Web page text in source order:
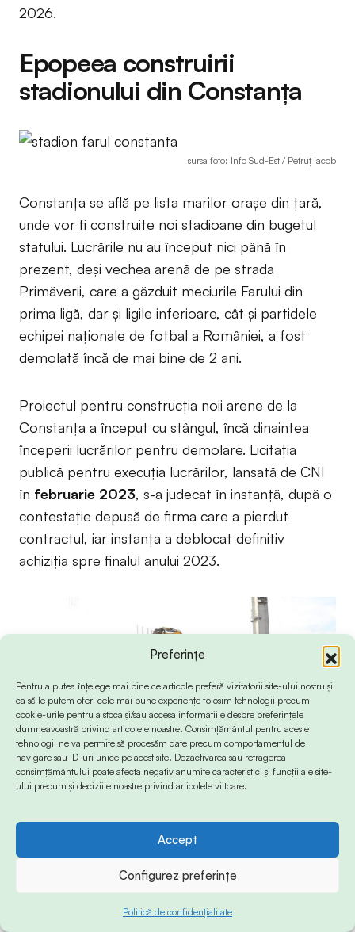
Preferințe
Pentru a putea înțelege mai bine ce articole preferă vizitatorii site-ului nostru și
ca să le putem oferi cele mai bune experiențe folosim tehnologii precum
cookie-urile pentru a stoca și/sau accesa informațiile despre preferințele
dumneavoastră privind articolele noastre. Consimțământul pentru aceste
tehnologii ne va permite să procesăm date precum comportamentul de
navigare sau ID-uri unice pe acest site. Dezactivarea sau retragerea
consimțământului poate afecta negativ anumite caracteristici și funcții ale site-
ului precum și deciziile noastre privind articolele viitoare.
Accept
Configurez preferințe
Politică de confidențialitate
2026.
Epopeea construirii
stadionului din Constanța
sursa foto: Info Sud-Est / Petruț Iacob
Constanța se află pe lista marilor orașe din țară,
unde vor fi construite noi stadioane din bugetul
statului. Lucrările nu au început nici până în
prezent, deși vechea arenă de pe strada
Primăverii, care a găzduit meciurile Farului din
prima ligă, dar și ligile inferioare, cât și partidele
echipei naționale de fotbal a României, a fost
demolată încă de mai bine de 2 ani.
Proiectul pentru construcția noii arene de la
Constanța a început cu stângul, încă dinaintea
începerii lucrărilor pentru demolare. Licitația
publică pentru execuția lucrărilor, lansată de CNI
în februarie 2023, s-a judecat în instanță, după o
contestație depusă de firma care a pierdut
contractul, iar instanța a deblocat definitiv
achiziția spre finalul anului 2023.
Chiar în debutul anului 2024 urma o nouă
promisiune a primarului Constanței, care spera